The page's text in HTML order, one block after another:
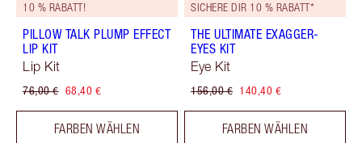
10 % RABATT!
PILLOW TALK PLUMP EFFECT
LIP KIT
Lip Kit
76,00 € 68,40 €
FARBEN WÄHLEN
SICHERE DIR 10 % RABATT*
THE ULTIMATE EXAGGER-
EYES KIT
Eye Kit
156,00 € 140,40 €
FARBEN WÄHLEN